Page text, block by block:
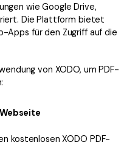
wie Google Drive,
Die Plattform bietet
Apps für den Zugriff auf die
von XODO, um PDF-
kostenlosen XODO PDF-